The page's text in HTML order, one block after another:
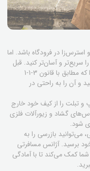
استرس‌زا در فرودگاه باشد. اما
سریع‌تر و آسان‌تر کنید. قبل
از رسیدن به گیت بازرسی، تمام مایعات خود را که مطابق با قانون 3-1-1
و آن را به راحتی در
و تبلت را از کیف خود خارج
گشاد و زیورآلات فلزی
شود.
می‌توانید بازرسی را به
برسید. آژانس مسافرتی
کمک می‌کند تا با آمادگی